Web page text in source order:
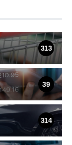
313
39
314